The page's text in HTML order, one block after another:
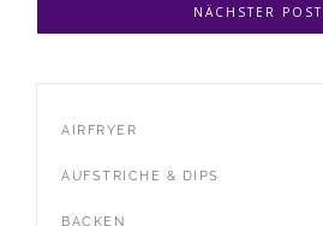
NÄCHSTER POST
AIRFRYER
AUFSTRICHE & DIPS
BACKEN